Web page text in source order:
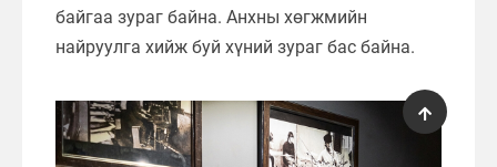
байгаа зураг байна. Анхны хөгжмийн
найруулга хийж буй хүний зураг бас байна.